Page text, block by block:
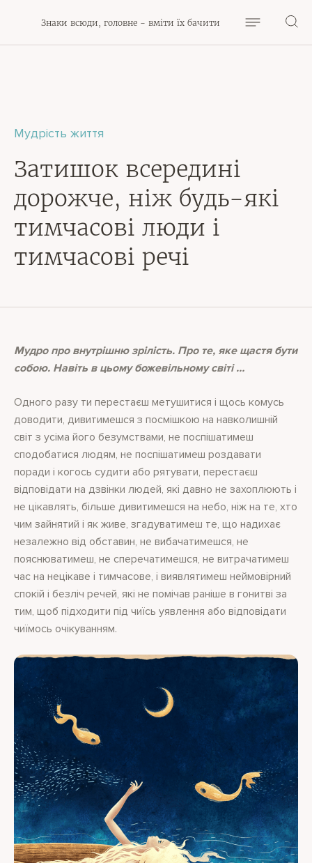
Знаки всюди, головне - вміти їх бачити
Мудрість життя
Затишок всередині
дорожче, ніж будь-які
тимчасові люди і
тимчасові речі
Мудро про внутрішню зрілість. Про те, яке щастя бути
собою. Навіть в цьому божевільному світі …
Одного разу ти перестаєш метушитися і щось комусь
доводити, дивитимешся з посмішкою на навколишній
світ з усіма його безумствами, не поспішатимеш
сподобатися людям, не поспішатимеш роздавати
поради і когось судити або рятувати, перестаєш
відповідати на дзвінки людей, які давно не захоплюють і
не цікавлять, більше дивитимешся на небо, ніж на те, хто
чим зайнятий і як живе, згадуватимеш те, що надихає
незалежно від обставин, не вибачатимешся, не
пояснюватимеш, не сперечатимешся, не витрачатимеш
час на нецікаве і тимчасове, і виявлятимеш неймовірний
спокій і безліч речей, які не помічав раніше в гонитві за
тим, щоб підходити під чиїсь уявлення або відповідати
чиїмось очікуванням.